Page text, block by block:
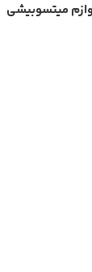
میتسوبیشی